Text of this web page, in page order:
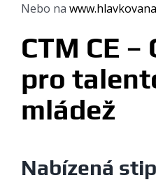
Nebo na
CTM CE
pro
mládež
Nabízená